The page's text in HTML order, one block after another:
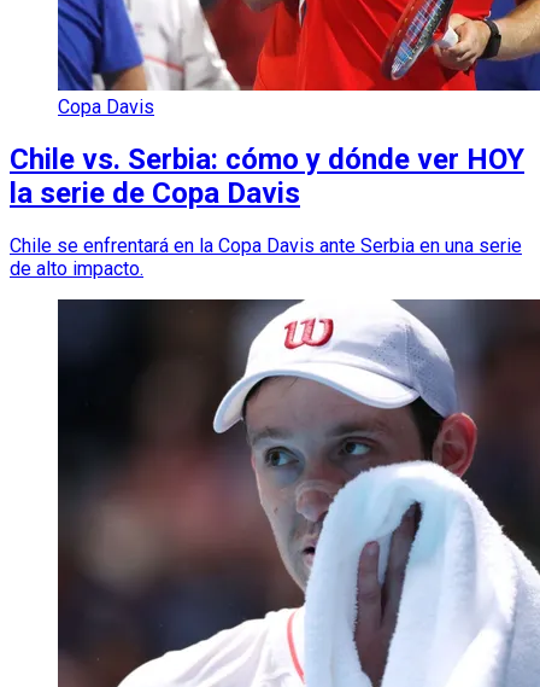
Copa Davis
Chile vs. Serbia: cómo y dónde ver HOY
la serie de Copa Davis
Chile se enfrentará en la Copa Davis ante Serbia en una serie
de alto impacto.